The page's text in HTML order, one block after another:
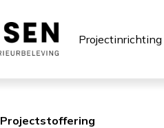
Projectinrichting
Projectstoffering